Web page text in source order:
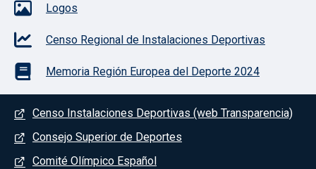
Logos
Censo Regional de Instalaciones Deportivas
Memoria Región Europea del Deporte 2024
Menú del pie
Censo Instalaciones Deportivas (web Transparencia)
Consejo Superior de Deportes
Comité Olímpico Español